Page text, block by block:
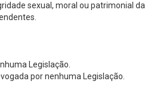
sexual, moral ou patrimonial da
Legislação.
por nenhuma Legislação.